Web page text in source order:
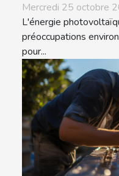
Mercredi 25 octobre
L'énergie
préoccupations
pour...